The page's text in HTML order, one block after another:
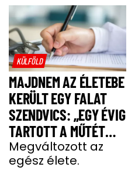
KÜLFÖLD
MAJDNEM AZ ÉLETEBE
KERÜLT EGY FALAT
SZENDVICS: „EGY ÉVIG
TARTOTT A MŰTÉT
UTÁNI FELÉPÜLÉS”
Megváltozott az
egész élete.